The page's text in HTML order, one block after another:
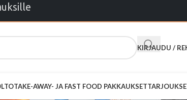
KIRJAUDU /
TAKE-AWAY- JA FAST FOOD PAKKAUKSET